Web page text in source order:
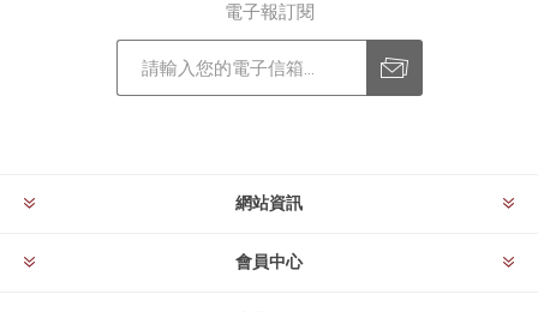
電子報訂閱
網站資訊
會員中心